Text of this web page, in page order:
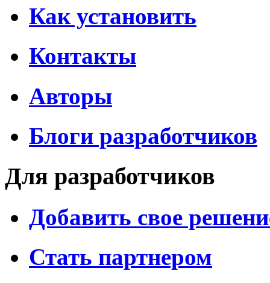
Как установить
Контакты
Авторы
Блоги разработчиков
Для разработчиков
Добавить свое
Стать партнером